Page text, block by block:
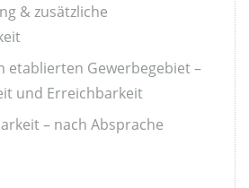
& zusätzliche
etablierten Gewerbegebiet –
und Erreichbarkeit
– nach Absprache